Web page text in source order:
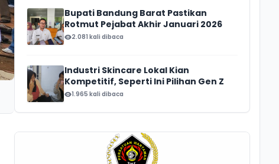
Bupati Bandung Barat Pastikan
Rotmut Pejabat Akhir Januari 2026
2.081 kali dibaca
Industri Skincare Lokal Kian
Kompetitif, Seperti Ini Pilihan Gen Z
1.965 kali dibaca